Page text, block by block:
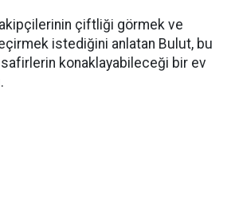
çiftliği görmek ve
istediğini anlatan Bulut, bu
konaklayabileceği bir ev